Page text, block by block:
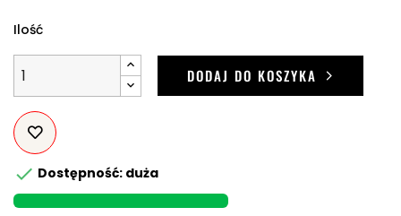
Ilość
DODAJ DO KOSZYKA
 Dostępność: duża